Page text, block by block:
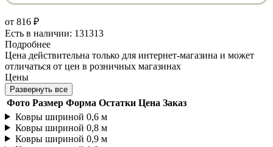
от 816 ₽
Есть в наличии: 131313
Подробнее
Цена действительна только для интернет-магазина и может
отличаться от цен в розничных магазинах
Цены
Развернуть все
Фото Размер Форма Остатки Цена Заказ
Ковры шириной 0,6 м
Ковры шириной 0,8 м
Ковры шириной 0,9 м